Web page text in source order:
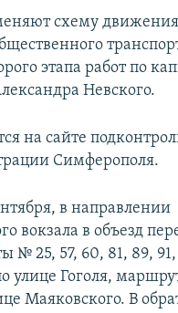
схему движения
этапа работ по
Невского.
на сайте
Симферополя.
в направлении
вокзала в объезд
№ 25, 57, 60, 81, 89, 91,
улице Гоголя,
Маяковского. В